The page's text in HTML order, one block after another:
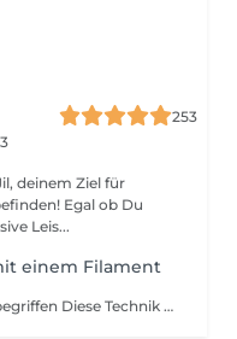
253
deinem Ziel für
ob Du
Leis...
einem Filament
6 Euro für die Nadel sind im Preis inbegriffen Diese Technik wird bei uns nur im Gesicht angewandt. Das Ziel der Elektroepilation ist es, die Zellen zu zerstören, die für das Nachwachsen der Haare verantwortlich sind. Bei dieser Technik wird ein dünnes Filament, die den zerstörerischen elektrischen Strom überträgt, durch den Haarfollikel bis zur Haarzwiebel geschoben. Ein winziger elektrischer Impuls wird an die Haarzwiebel abgegeben: Der Kunde spürt eine starke, kurze, lokalisierte Wärme. Das Haar wird dann mit einer Pinzette ohne Widerstand entfernt. Diese Schritte werden Haar für Haar wiederholt, bis die Sitzung beendet ist. Im Gegensatz zu anderen temporären Methoden wie Wachsen oder Rasieren bietet die Elektrolyse dauerhafte Ergebnisse. Diese Methode ist dauerhaft. Sie behandelt alle Arten von Haaren und Haut. Kontraindikation = Peacemaker